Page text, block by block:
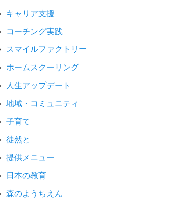
キャリア支援
コーチング実践
スマイルファクトリー
ホームスクーリング
人生アップデート
地域・コミュニティ
子育て
徒然と
提供メニュー
日本の教育
森のようちえん